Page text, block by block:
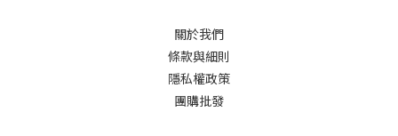
關於我們
條款與細則
隱私權政策
團購批發